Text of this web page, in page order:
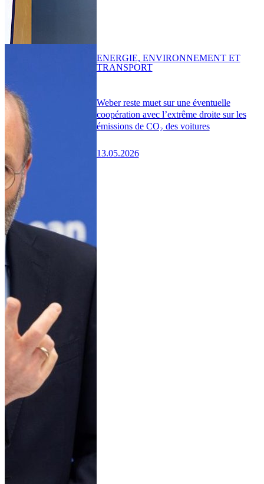
Weber reste muet sur une éventuelle
coopération avec l’extrême droite sur les
émissions de CO₂ des voitures
13.05.2026
ENERGIE, ENVIRONNEMENT ET
TRANSPORT